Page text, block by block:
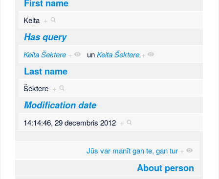
First name
Keita +
Has query
Keita Šektere + unKeita Šektere +
Last name
Šektere +
Modification date
14:14:46, 29 decembris 2012 +
Jūs var manīt gan te, gan tur +
About person